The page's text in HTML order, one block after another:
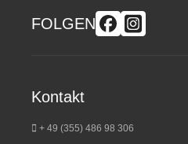
FOLGEN
Kontakt
+ 49 (355) 486 98 306